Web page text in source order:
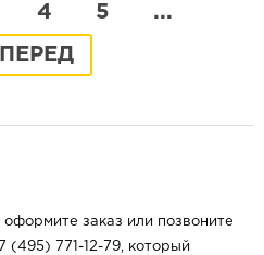
4 5 ...
заказ или позвоните
(495) 771-12-79, который